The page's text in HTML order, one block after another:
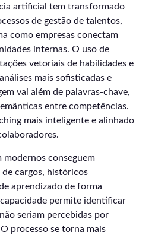
artificial tem transformado
de gestão de talentos,
como empresas conectam
internas. O uso de
vetoriais de habilidades e
mais sofisticadas e
vai além de palavras-chave,
entre competências.
mais inteligente e alinhado
modernos conseguem
cargos, históricos
aprendizado de forma
permite identificar
seriam percebidas por
processo se torna mais